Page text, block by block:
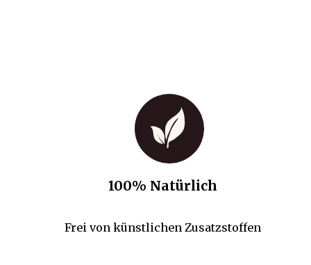
100% Natürlich
Frei von künstlichen Zusatzstoffen